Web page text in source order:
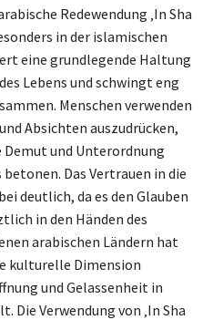
Redewendung ‚In Sha
in der islamischen
eine grundlegende Haltung
Lebens und schwingt eng
Menschen verwenden
Absichten auszudrücken,
und Unterordnung
Das Vertrauen in die
deutlich, da es den Glauben
in den Händen des
arabischen Ländern hat
kulturelle Dimension
und Gelassenheit in
Verwendung von ‚In Sha